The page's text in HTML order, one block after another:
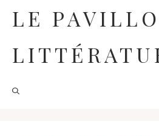
contenu
LE